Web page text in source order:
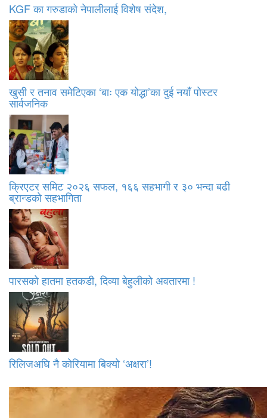
KGF का गरुडाको नेपालीलाई विशेष संदेश,
खुसी र तनाव समेटिएका ‘बाः एक योद्धा’का दुई नयाँ पोस्टर
सार्वजनिक
क्रिएटर समिट २०२६ सफल, १६६ सहभागी र ३० भन्दा बढी
ब्रान्डको सहभागिता
पारसको हातमा हतकडी, दिव्या बेहुलीको अवतारमा !
रिलिजअघि नै कोरियामा बिक्यो ‘अक्षरा’!